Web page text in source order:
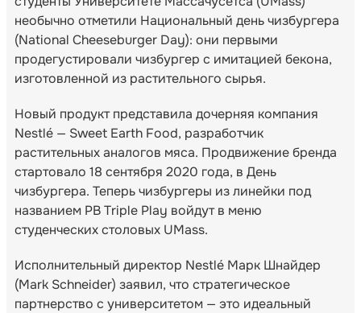
необычно отметили Национальный день чизбургера
(National Cheeseburger Day): они первыми
продегустировали чизбургер с имитацией бекона,
изготовленной из растительного сырья.
Новый продукт представила дочерняя компания
Nestlé — Sweet Earth Food, разработчик
растительных аналогов мяса. Продвижение бренда
стартовало 18 сентября 2020 года, в День
чизбургера. Теперь чизбургеры из линейки под
названием PB Triple Play войдут в меню
студенческих столовых UMass.
Исполнительный директор Nestlé Марк Шнайдер
(Mark Schneider) заявил, что стратегическое
партнерство с университетом — это идеальный